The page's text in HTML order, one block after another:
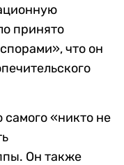
принято
что он
самого «никто не
Он также